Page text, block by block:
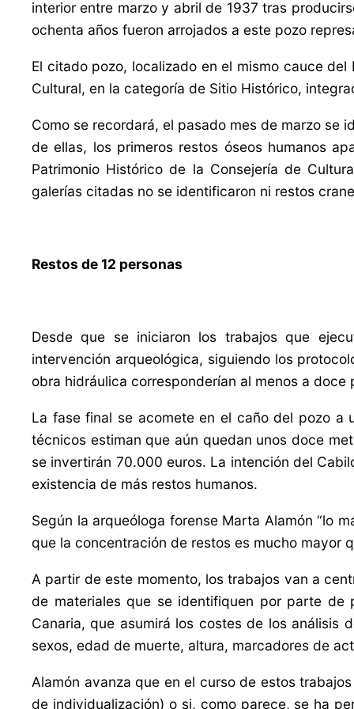
interior entre marzo y abril de 1937 tras
ochenta años fueron arrojados a este pozo
El citado pozo, localizado en el mismo cauce del
Cultural, en la categoría de Sitio Histórico,
Como se recordará, el pasado mes de marzo
de ellas, los primeros restos óseos humanos
Patrimonio Histórico de la Consejería de
galerías citadas no se identificaron ni restos
Restos de 12 personas
Desde que se iniciaron los trabajos que
intervención arqueológica, siguiendo los
obra hidráulica corresponderían al menos a
La fase final se acomete en el caño del pozo
técnicos estiman que aún quedan unos doce
se invertirán 70.000 euros. La intención del
existencia de más restos humanos.
Según la arqueóloga forense Marta Alamón “lo
que la concentración de restos es mucho mayor
A partir de este momento, los trabajos van a
de materiales que se identifiquen por parte de
Canaria, que asumirá los costes de los análisis
sexos, edad de muerte, altura, marcadores de
Alamón avanza que en el curso de estos
de individualización) o si, como parece, se ha